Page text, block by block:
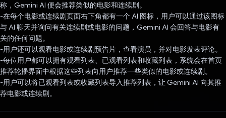
称，Gemini AI 便会推荐类似的电影和连续剧。
-在每个电影或连续剧页面右下角都有一个 AI 图标，用户可以通过该图标
与 AI 聊天并询问有关连续剧或电影的问题，Gemini AI 会回答与电影有
关的任何问题。
-用户还可以观看电影或连续剧预告片，查看演员，并对电影发表评论。
-每位用户都可以拥有观看列表、已观看列表和收藏列表，系统会在首页
推荐轮播界面中根据这些列表向用户推荐一些类似的电影或连续剧。
-用户可以将已观看列表或收藏列表导入推荐列表，让 Gemini AI 向其推
荐电影或连续剧。